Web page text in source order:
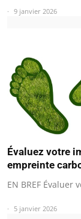
9 janvier 2026
Évaluez votre
empreinte
EN BREF
5 janvier 2026